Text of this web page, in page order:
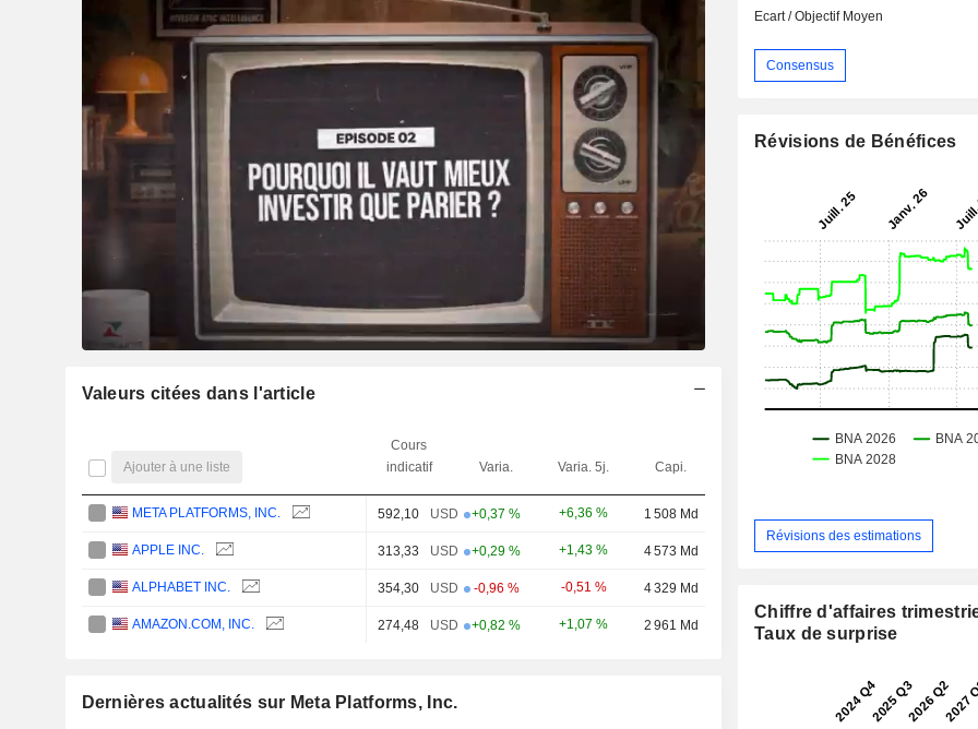
Valeurs citées dans l'article
Ajouter à une liste
Cours
indicatif
Varia. Varia. 5j. Capi.
META PLATFORMS, INC. 592,10 USD +0,37 % +6,36 % 1 508 Md
APPLE INC. 313,33 USD +0,29 % +1,43 % 4 573 Md
ALPHABET INC. 354,30 USD -0,96 % -0,51 % 4 329 Md
AMAZON.COM, INC. 274,48 USD +0,82 % +1,07 % 2 961 Md
Dernières actualités sur Meta Platforms, Inc.
Ecart / Objectif Moyen
Consensus
Révisions de Bénéfices
Révisions des estimations
Chiffre d'affaires
Taux de surprise